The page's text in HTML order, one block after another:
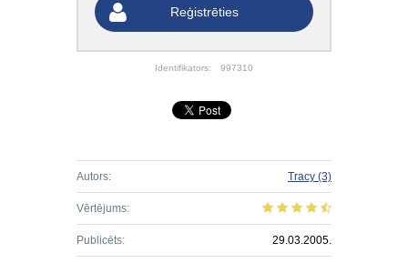
Reģistrēties
Identifikators: 997310
Autors: Tracy (3)
Vērtējums:
Publicēts: 29.03.2005.